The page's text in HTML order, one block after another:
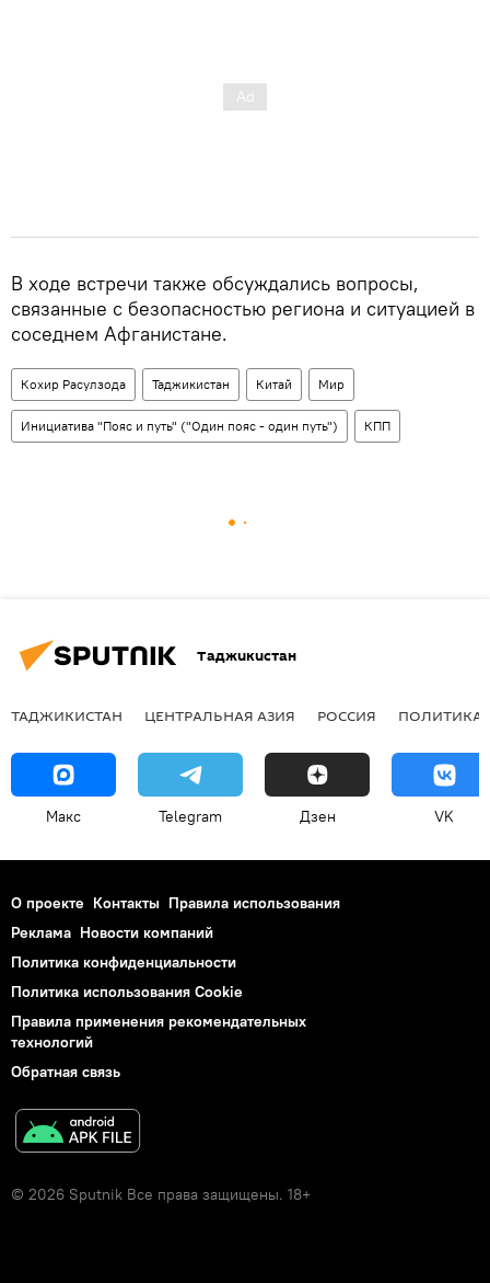
В ходе встречи также обсуждались вопросы,
связанные с безопасностью региона и ситуацией в
соседнем Афганистане.
Кохир Расулзода Таджикистан Китай Мир
Инициатива "Пояс и путь" ("Один пояс - один путь") КПП
Таджикистан
ТАДЖИКИСТАН ЦЕНТРАЛЬНАЯ АЗИЯ РОССИЯ ПОЛИТИКА
Макс Telegram Дзен VK
О проекте Контакты Правила использования
Реклама Новости компаний
Политика конфиденциальности
Политика использования Cookie
Правила применения рекомендательных
технологий
Обратная связь
© 2026 Sputnik Все права защищены. 18+